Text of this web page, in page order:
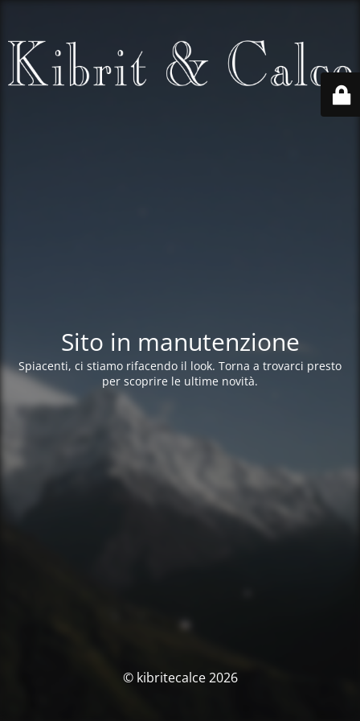
Sito in manutenzione
Spiacenti, ci stiamo rifacendo il look. Torna a trovarci presto
per scoprire le ultime novità.
© kibritecalce 2026